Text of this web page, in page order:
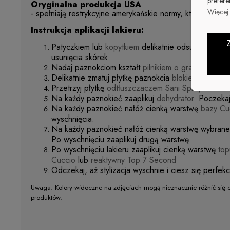
Oryginalna produkcja USA
- spełniają restrykcyjne amerykańskie normy, które są
Instrukcja aplikacji lakieru:
Patyczkiem lub kopytkiem delikatnie odsuń skórki.
usunięcia skórek.
Nadaj paznokciom kształt pilnikiem o gradacji 180.
Delikatnie zmatuj płytkę paznokcia blokiem
Przetrzyj płytkę odtłuszczaczem Sani Spray.
Na każdy paznokieć zaaplikuj dehydrator.
Na każdy paznokieć nałóż cienką warstwę bazy
wyschnięcia.
Na każdy paznokieć nałóż cienką warstwę
Po wyschnięciu zaaplikuj drugą warstwę.
Po wyschnięciu lakieru zaaplikuj cienką warstwę
Cuccio lub reaktywny Top 7 Second
Odczekaj, aż stylizacja wyschnie i ciesz się
Uwaga: Kolory widoczne na zdjęciach mogą nieznacznie różnić się
produktów.
Więcej